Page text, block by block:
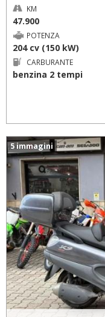
KM
47.900
POTENZA
204 cv (150 kW)
CARBURANTE
benzina 2 tempi
5 immagini